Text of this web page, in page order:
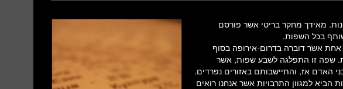
מאידך מחקר בריטי אשר פורסם
בכל השפות.
אשר דוברה בדרום-אירופה בסוף
15 אלף שנים לפחות. שפה זו התפלגה לשבע שפות, אשר
האדם אז, והתיישבותם באזורים נפרדים.
למגוון התרבויות אשר אנחנו רואים